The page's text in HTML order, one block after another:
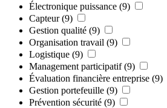
Électronique puissance (9)
Capteur (9)
Gestion qualité (9)
Organisation travail (9)
Logistique (9)
Management participatif (9)
Évaluation financière entreprise (9)
Gestion portefeuille (9)
Prévention sécurité (9)